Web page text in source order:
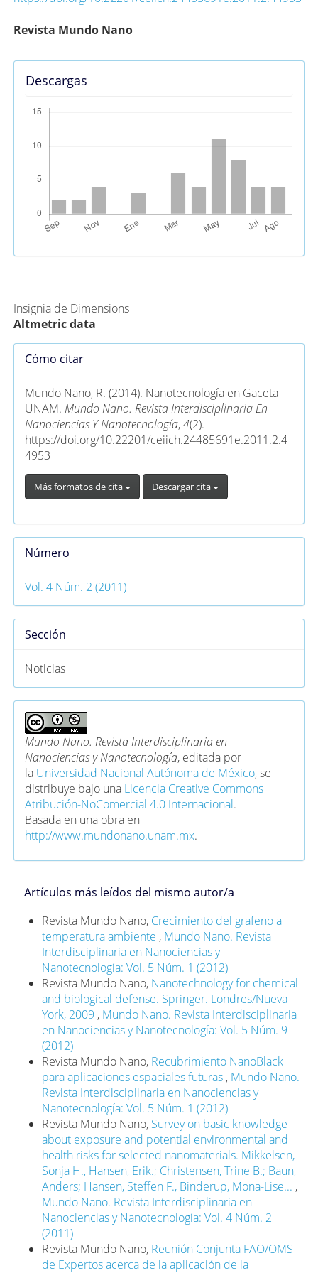
Contenido
del
artículo
Revista Mundo Nano
Descargas
Insignia de Dimensions
Altmetric data
Detalles
artículo
Cómo citar
Mundo Nano, R. (2014). Nanotecnología en Gaceta
UNAM. Mundo Nano. Revista Interdisciplinaria En
Nanociencias Y Nanotecnología,4(2).
https://doi.org/10.22201/ceiich.24485691e.2011.2.4
4953
Más formatos de cita Descargar cita
Número
Vol. 4 Núm. 2 (2011)
Sección
Noticias
Mundo Nano. Revista Interdisciplinaria en
Nanociencias y Nanotecnología, editada por
la Universidad Nacional Autónoma de México, se
distribuye bajo una Licencia Creative Commons
Atribución-NoComercial 4.0 Internacional.
Basada en una obra en
http://www.mundonano.unam.mx.
Artículos más leídos del mismo autor/a
Revista Mundo Nano, Crecimiento del grafeno a
temperatura ambiente , Mundo Nano. Revista
Interdisciplinaria en Nanociencias y
Nanotecnología: Vol. 5 Núm. 1 (2012)
Revista Mundo Nano, Nanotechnology for chemical
and biological defense. Springer. Londres/Nueva
York, 2009 , Mundo Nano. Revista Interdisciplinaria
en Nanociencias y Nanotecnología: Vol. 5 Núm. 9
(2012)
Revista Mundo Nano, Recubrimiento NanoBlack
para aplicaciones espaciales futuras , Mundo Nano.
Revista Interdisciplinaria en Nanociencias y
Nanotecnología: Vol. 5 Núm. 1 (2012)
Revista Mundo Nano, Survey on basic knowledge
about exposure and potential environmental and
health risks for selected nanomaterials. Mikkelsen,
Sonja H., Hansen, Erik.; Christensen, Trine B.; Baun,
Anders; Hansen, Steffen F., Binderup, Mona-Lise... ,
Mundo Nano. Revista Interdisciplinaria en
Nanociencias y Nanotecnología: Vol. 4 Núm. 2
(2011)
Revista Mundo Nano, Reunión Conjunta FAO/OMS
de Expertos acerca de la aplicación de la